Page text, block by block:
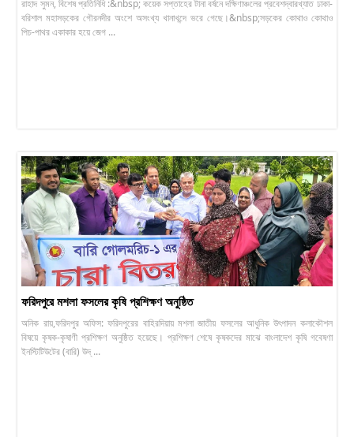
রাহাদ সুমন, বিশেষ প্রতিনিধি :&nbsp; কয়েক সপ্তাহের টানা বর্ষনে দক্ষিণাঞ্চলের প্রবেশদ্বারখ্যাত ঢাকা-
বরিশাল মহাসড়কের গৌরনদীর অংশে অসংখ্য খানাখন্দে ভরে গেছে।&nbsp;সড়কের কোথাও কোথাও
পিচ-পাথর একাকার হয়ে জেগ ...
ফরিদপুরে মশলা ফসলের কৃষি প্রশিক্ষণ অনুষ্ঠিত
অনিক রায়,ফরিদপুর অফিস: ফরিদপুরের বাহিরদিয়ায় মশলা জাতীয় ফসলের আধুনিক উৎপাদন কলাকৌশল
বিষয়ে কৃষক-কৃষাণী প্রশিক্ষণ অনুষ্ঠিত হয়েছে। প্রশিক্ষণ শেষে কৃষকদের মাঝে বাংলাদেশ কৃষি গবেষণা
ইনস্টিটিউটের (বারি) উদ্ ...